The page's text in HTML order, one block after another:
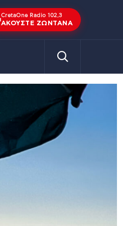
CretaOne Radio 102,3
ΑΚΟΎΣΤΕ ΖΩΝΤΑΝΆ